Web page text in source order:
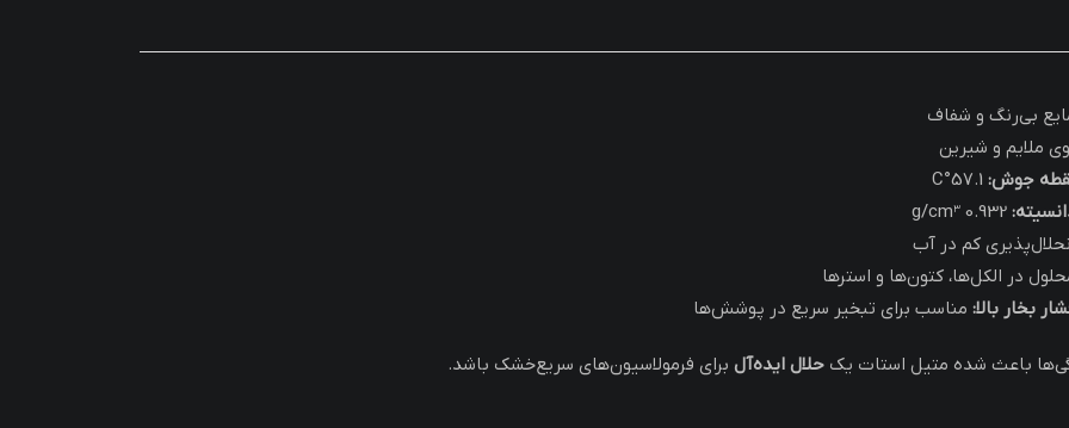
بی‌رنگ و شفاف
ملایم و شیرین
جوش:
کم در آب
در الکل‌ها، کتون‌ها و استرها
بخار بالا: مناسب برای تبخیر سریع در پوشش‌ها
باعث شده متیل استات یک حلال ایده‌آل برای فرمولاسیون‌های سریع‌خشک باشد.